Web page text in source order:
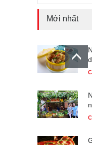
Mới nhất